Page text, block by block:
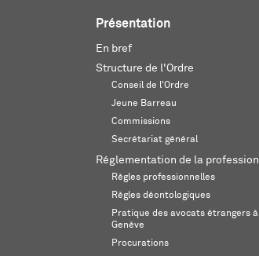
Présentation
En bref
Structure de l'Ordre
Conseil de l'Ordre
Jeune Barreau
Commissions
Secrétariat général
Réglementation de la profession
Règles professionnelles
Règles déontologiques
Pratique des avocats étrangers à
Genève
Procurations